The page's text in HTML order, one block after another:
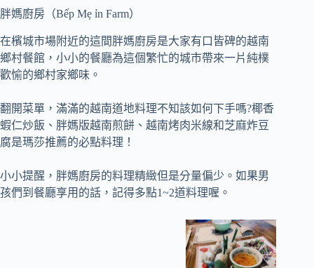
胖媽廚房（Bếp Mẹ ỉn Farm）
在檳城市場附近的這間胖媽廚房是大家有口皆碑的越南
鄉村餐館，小小的餐廳為這個繁忙的城市帶來一片純樸
歡愉的鄉村家鄉味。
翻開菜單，滿滿的越南道地料理不知該如何下手嗎?椰香
蝦仁炒飯、胖媽版越南煎餅、越南烤肉米線和芝麻炸豆
腐是瑪莎推薦的必點料理！
小小提醒，胖媽廚房的料理精緻但是分量偏少。如果男
孩們到餐廳享用的話，記得多點1~2道料理喔。